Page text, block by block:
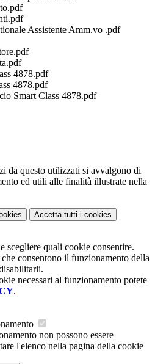
Assistente Amm.vo .pdf
4878.pdf
4878.pdf
Smart Class 4878.pdf
da questo utilizzati si avvalgono di
ed utili alle finalità illustrate nella
Accetta tutti i cookies
scegliere quali cookie consentire.
consentono il funzionamento della
necessari al funzionamento potete
.
non possono essere
l'elenco nella pagina della cookie